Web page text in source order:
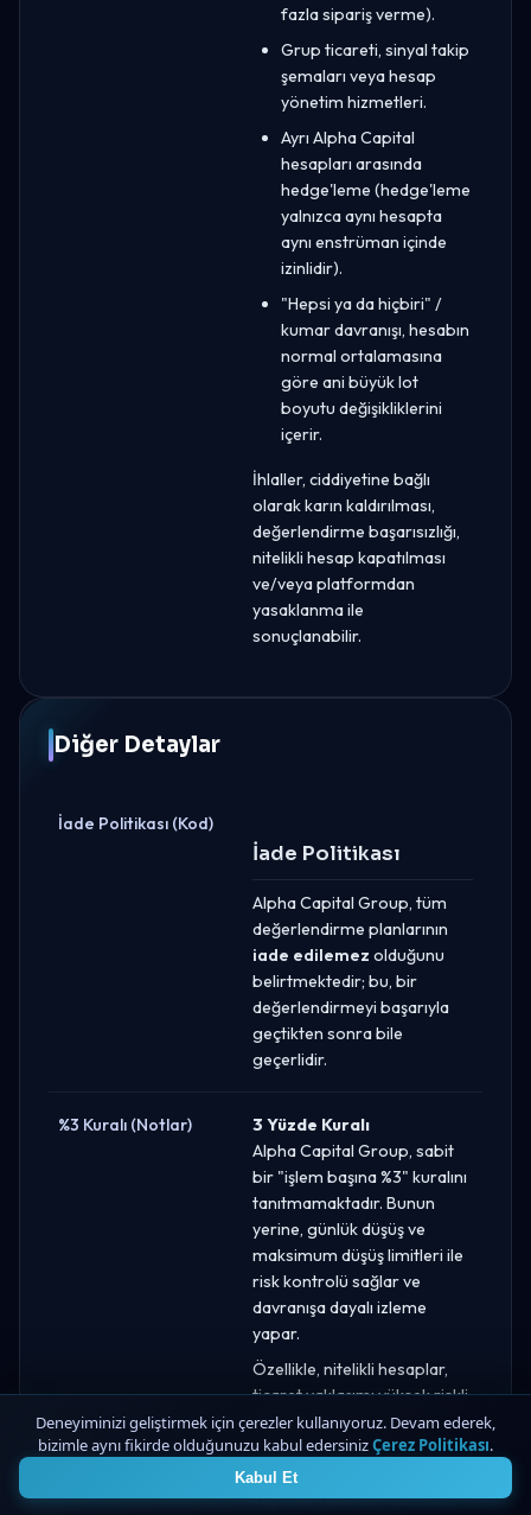
fazla sipariş verme).
Grup ticareti, sinyal takip
şemaları veya hesap
yönetim hizmetleri.
Ayrı Alpha Capital
hesapları arasında
hedge'leme (hedge'leme
yalnızca aynı hesapta
aynı enstrüman içinde
izinlidir).
"Hepsi ya da hiçbiri" /
kumar davranışı, hesabın
normal ortalamasına
göre ani büyük lot
boyutu değişikliklerini
içerir.
İhlaller, ciddiyetine bağlı
olarak karın kaldırılması,
değerlendirme başarısızlığı,
nitelikli hesap kapatılması
ve/veya platformdan
yasaklanma ile
sonuçlanabilir.
Diğer Detaylar
İade Politikası (Kod)
İade Politikası
Alpha Capital Group, tüm
değerlendirme planlarının
iade edilemez olduğunu
belirtmektedir; bu, bir
değerlendirmeyi başarıyla
geçtikten sonra bile
geçerlidir.
%3 Kuralı (Notlar)
3 Yüzde Kuralı
Alpha Capital Group, sabit
bir "işlem başına %3" kuralını
tanıtmamaktadır. Bunun
yerine, günlük düşüş ve
maksimum düşüş limitleri ile
risk kontrolü sağlar ve
davranışa dayalı izleme
yapar.
Özellikle, nitelikli hesaplar,
ticaret yaklaşımı yüksek riskli
olarak değerlendirildiğinde
(sürekli kaybeden veya bir
işlemde ya da aynı zamanda
kapatılan işlemler dizisinde
Deneyiminizi geliştirmek için çerezler kullanıyoruz. Devam ederek,
bizimle aynı fikirde olduğunuzu kabul edersinizÇerez Politikası.
Kabul Et
4